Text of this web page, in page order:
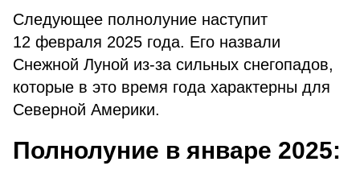
Следующее полнолуние наступит
12 февраля 2025 года. Его назвали
Снежной Луной из-за сильных снегопадов,
которые в это время года характерны для
Северной Америки.
Полнолуние в январе 2025: